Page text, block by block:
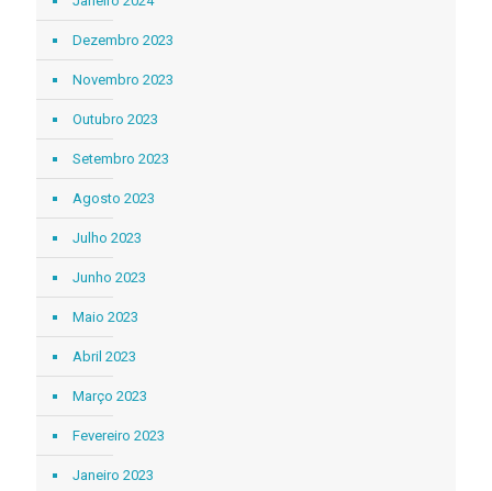
Dezembro 2023
Novembro 2023
Outubro 2023
Setembro 2023
Agosto 2023
Julho 2023
Junho 2023
Maio 2023
Abril 2023
Março 2023
Fevereiro 2023
Janeiro 2023